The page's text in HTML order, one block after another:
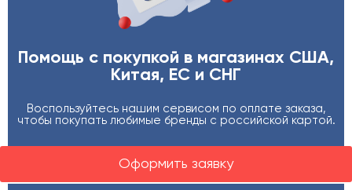
Помощь с покупкой в магазинах США,
Китая, ЕС и СНГ
Воспользуйтесь нашим сервисом по оплате заказа,
чтобы покупать любимые бренды с российской картой.
Оформить заявку